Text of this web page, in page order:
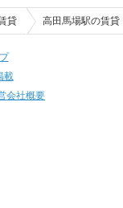
貸 高田馬場駅の賃貸
載
会社概要